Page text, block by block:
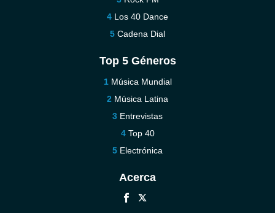
Los 40 Dance
Cadena Dial
Top 5 Géneros
Música Mundial
Música Latina
Entrevistas
Top 40
Electrónica
Acerca